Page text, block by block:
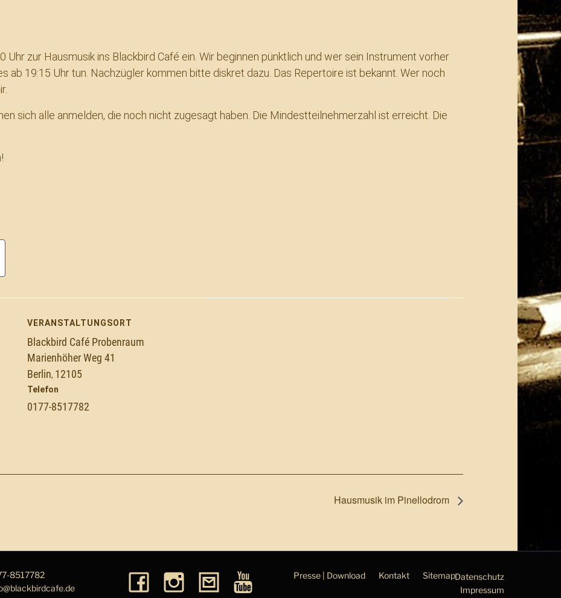
Uhr zur Hausmusik ins Blackbird Café ein. Wir beginnen pünktlich und wer sein Instrument vorher
ab 19:15 Uhr tun. Nachzügler kommen bitte diskret dazu. Das Repertoire ist bekannt. Wer noch
sich alle anmelden, die noch nicht zugesagt haben. Die Mindestteilnehmerzahl ist erreicht. Die
VERANSTALTUNGSORT
Blackbird Café Probenraum
Marienhöher Weg 41
Berlin, 12105
Telefon
0177-8517782
Hausmusik im Pinellodrom
8517782
Presse | Download Kontakt SitemapDatenschutz
Impressum